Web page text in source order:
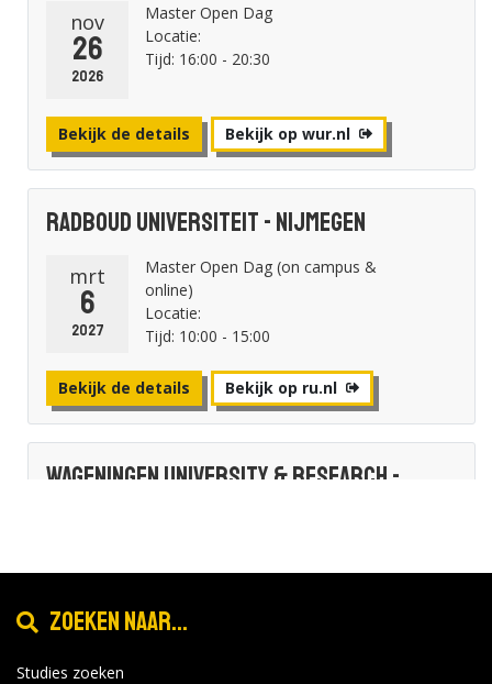
nov
26
2026
Master Open Dag
Locatie:
Tijd: 16:00 - 20:30
Bekijk de details Bekijk op wur.nl
Radboud Universiteit - Nijmegen
mrt
6
2027
Master Open Dag (on campus &
online)
Locatie:
Tijd: 10:00 - 15:00
Bekijk de details Bekijk op ru.nl
Wageningen University & Research -
18
2027
Locatie:
Bekijk de details
Zoeken naar...
Studies zoeken